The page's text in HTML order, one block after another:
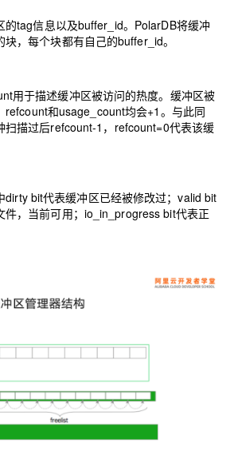
的tag信息以及buffer_id。PolarDB将缓冲
，每个块都有自己的buffer_id。
用于描述缓冲区被访问的热度。缓冲区被
refcount和usage_count均会+1。与此同
扫描过后refcount-1，refcount=0代表该缓
dirty bit代表缓冲区已经被修改过；valid bit
件，当前可用；io_in_progress bit代表正